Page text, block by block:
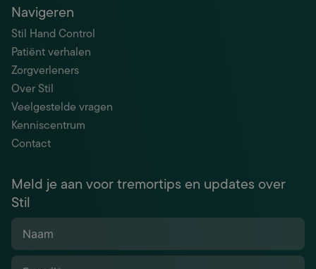
Navigeren
Stil Hand Control
Patiënt verhalen
Zorgverleners
Over Stil
Veelgestelde vragen
Kenniscentrum
Contact
Meld je aan voor tremortips en updates over
Stil
Naam